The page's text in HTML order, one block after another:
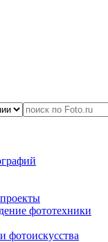
фототехники
фотоискусства